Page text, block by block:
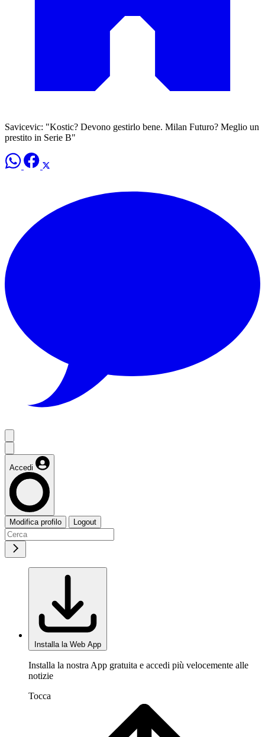
Savicevic: "Kostic? Devono gestirlo bene. Milan Futuro? Meglio un
prestito in Serie B"
Accedi
Modifica profilo Logout
Installa la Web App
Installa la nostra App gratuita e accedi più velocemente alle
notizie
Tocca